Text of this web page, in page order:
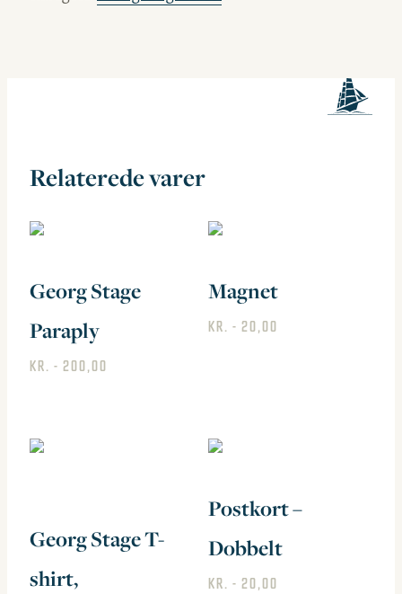
Relaterede varer
Georg Stage
Paraply
KR. 200,00
Magnet
KR. 20,00
flere
Mulighederne
kan
vælges
Georg Stage T-
shirt,
Postkort –
Dobbelt
KR. 20,00